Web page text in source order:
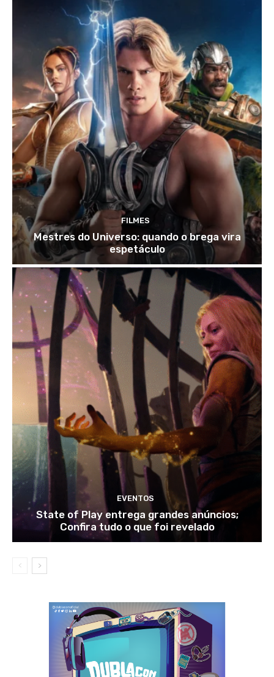
FILMES
Mestres do Universo: quando o brega vira
espetáculo
EVENTOS
State of Play entrega grandes anúncios;
Confira tudo o que foi revelado